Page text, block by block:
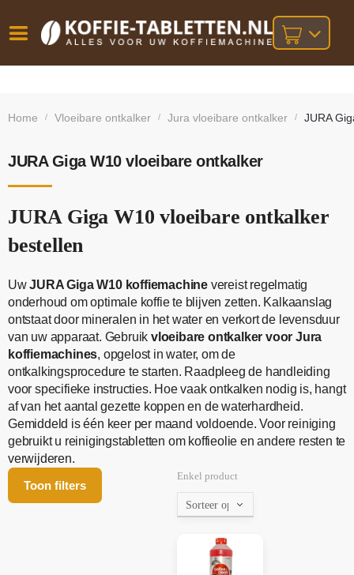
besteld,
bij orders
Home / Vloeibare ontkalker / Jura vloeibare ontkalker / JURA
JURA Giga W10 vloeibare ontkalker
JURA Giga W10 vloeibare ontkalker
bestellen
UwJURA Giga W10 koffiemachine vereist regelmatig
onderhoud om optimale koffie te blijven zetten. Kalkaanslag
ontstaat door mineralen in het water en verkort de levensduur
van uw apparaat. Gebruikvloeibare ontkalker voor Jura
koffiemachines, opgelost in water, om de
ontkalkingsprocedure te starten. Raadpleeg de handleiding
voor specifieke instructies. Hoe vaak ontkalken nodig is, hangt
af van het aantal gezette koppen en de waterhardheid.
Gemiddeld is één keer per maand voldoende. Voor reiniging
gebruikt u reinigingstabletten om koffieolie en andere resten te
verwijderen.
Toon filters
Enkel product